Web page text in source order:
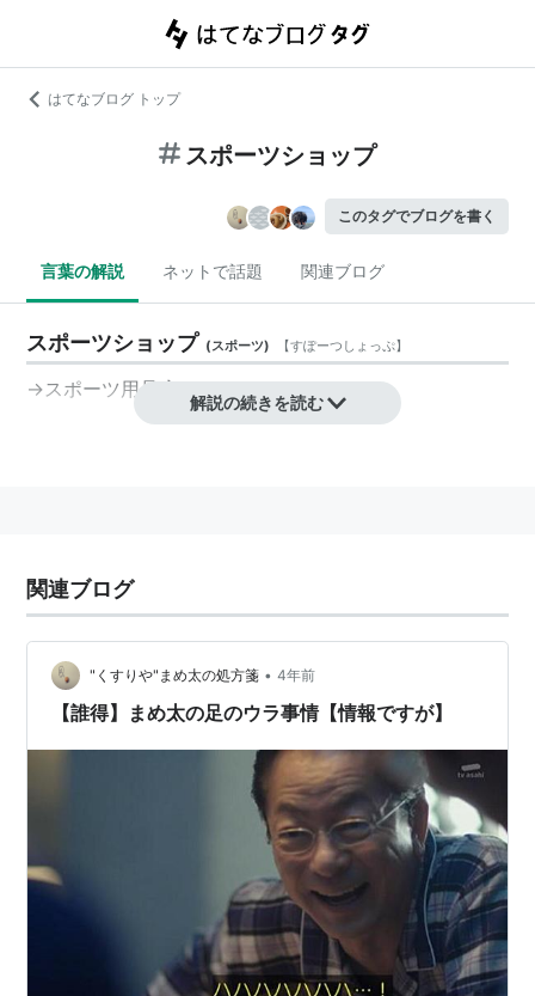
はてなブログ トップ
スポーツショップ
このタグでブログを書く
言葉の解説 ネットで話題 関連ブログ
スポーツショップ (スポーツ) 【すぽーつしょっぷ】
→スポーツ用品店
解説の続きを読む
関連ブログ
"くすりや"まめ太の処方箋 • 4年前
【誰得】まめ太の足のウラ事情【情報ですが】